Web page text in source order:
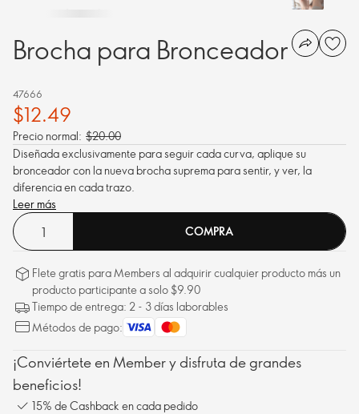
Brocha para Bronceador
47666
$12.49
Precio normal: $20.00
Diseñada exclusivamente para seguir cada curva, aplique su
bronceador con la nueva brocha suprema para sentir, y ver, la
diferencia en cada trazo.
Leer más
COMPRA
Flete gratis para Members al adquirir cualquier producto más un
producto participante a solo $9.90
Tiempo de entrega: 2 - 3 días laborables
Métodos de pago:
¡Conviértete en Member y disfruta de grandes
beneficios!
15% de Cashback en cada pedido